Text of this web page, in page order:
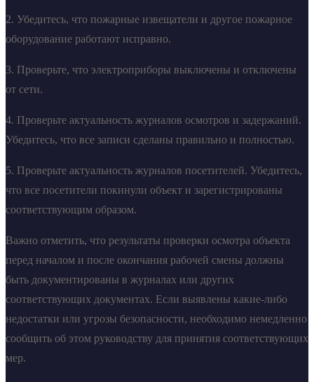
2. Убедитесь, что пожарные извещатели и другое пожарное
оборудование работают исправно.
3. Проверьте, что электроприборы выключены и отключены
от сети.
4. Проверьте актуальность журналов осмотров и задержаний.
Убедитесь, что все записи сделаны правильно и полностью.
5. Проверьте актуальность журналов посетителей. Убедитесь,
что все посетители покинули объект и зарегистрированы
соответствующим образом.
Важно отметить, что результаты проверки осмотра объекта
перед началом и после окончания рабочей смены должны
быть документированы в журналах или других
соответствующих документах. Если выявлены какие-либо
недостатки или угрозы безопасности, необходимо немедленно
сообщить об этом руководству для принятия соответствующих
мер.